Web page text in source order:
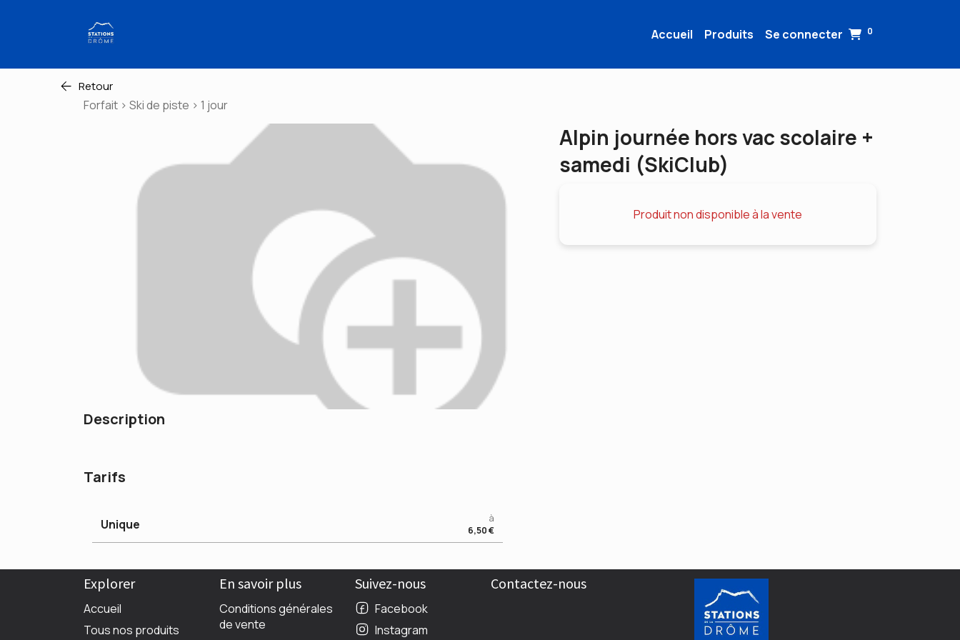
Accueil Produits Se connecter 0
Retour
Forfait > Ski de piste > 1 jour
Description
Tarifs
Unique
à
6,50 €
Alpin journée hors vac scolaire +
samedi (SkiClub)
Produit non disponible à la vente
Explorer
Accueil
Tous nos produits
En savoir plus
Conditions générales
de vente
Suivez-nous
Facebook
Instagram
Contactez-nous